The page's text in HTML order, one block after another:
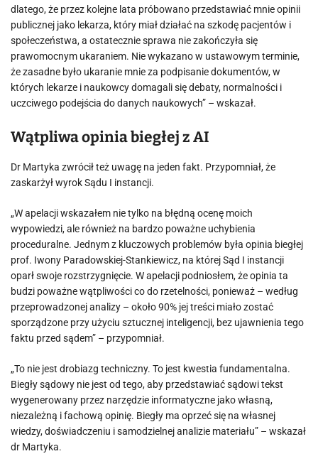
dlatego, że przez kolejne lata próbowano przedstawiać mnie opinii
publicznej jako lekarza, który miał działać na szkodę pacjentów i
społeczeństwa, a ostatecznie sprawa nie zakończyła się
prawomocnym ukaraniem. Nie wykazano w ustawowym terminie,
że zasadne było ukaranie mnie za podpisanie dokumentów, w
których lekarze i naukowcy domagali się debaty, normalności i
uczciwego podejścia do danych naukowych” – wskazał.
Wątpliwa opinia biegłej z AI
Dr Martyka zwrócił też uwagę na jeden fakt. Przypomniał, że
zaskarżył wyrok Sądu I instancji.
„W apelacji wskazałem nie tylko na błędną ocenę moich
wypowiedzi, ale również na bardzo poważne uchybienia
proceduralne. Jednym z kluczowych problemów była opinia biegłej
prof. Iwony Paradowskiej-Stankiewicz, na której Sąd I instancji
oparł swoje rozstrzygnięcie. W apelacji podniosłem, że opinia ta
budzi poważne wątpliwości co do rzetelności, ponieważ – według
przeprowadzonej analizy – około 90% jej treści miało zostać
sporządzone przy użyciu sztucznej inteligencji, bez ujawnienia tego
faktu przed sądem” – przypomniał.
„To nie jest drobiazg techniczny. To jest kwestia fundamentalna.
Biegły sądowy nie jest od tego, aby przedstawiać sądowi tekst
wygenerowany przez narzędzie informatyczne jako własną,
niezależną i fachową opinię. Biegły ma oprzeć się na własnej
wiedzy, doświadczeniu i samodzielnej analizie materiału” – wskazał
dr Martyka.